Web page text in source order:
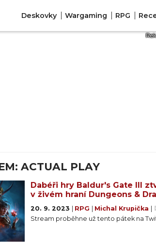
Deskovky Wargaming RPG
ACTUAL PLAY
Dabéři hry Baldur's Gate III
v živém hraní Dungeons &
20. 9. 2023 RPG Michal Krupička
Stream proběhne už tento pátek na